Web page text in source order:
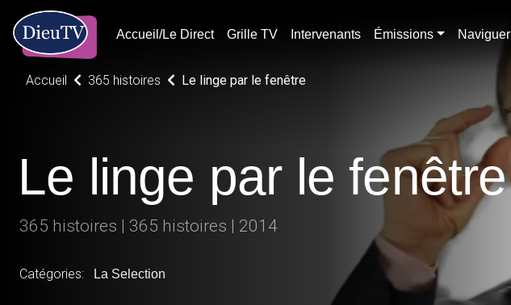
Accueil/Le Direct Grille TV Intervenants Émissions Naviguer
Accueil 365 histoires Le linge par le fenêtre
Le linge par le fenêtre
365 histoires | 365 histoires | 2014
Catégories: La Selection